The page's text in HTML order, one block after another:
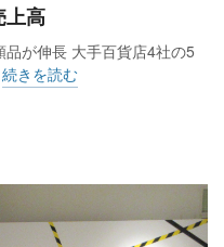
上高
が伸長 大手百貨店4社の5
続きを読む